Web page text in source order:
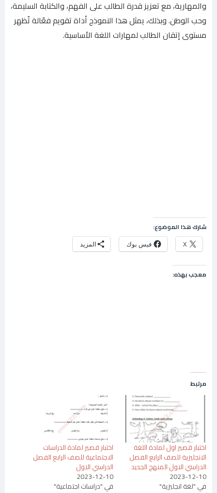
والمهارية، مع تعزيز قدرة الطالب على الفهم، والكتابة السليمة،
وحب الوطن. وبذلك، يمثل هذا النموذج أداة تقويم فعّالة تُظهر
مستوى إتقان الطالب لمهارات اللغة الأساسية.
شارك هذا الموضوع:
X فيس بوك المزيد
معجب بهذه:
مرتبط
اختبار قصير اول لمادة اللغة
الانجليزية للصف الرابع الفصل
الدراسي الاول المنهج الجديد
2023-12-10
في "لغة انجليزية"
اختبار قصير لمادة الدراسات
الاجتماعية للصف الرابع الفصل
الدراسي الاول
2023-12-10
في "دراسات اجتماعية"